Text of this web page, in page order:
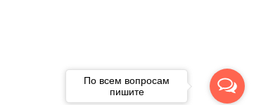
По всем вопросам
пишите